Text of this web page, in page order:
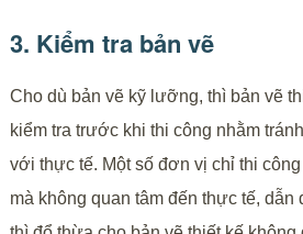
3. Kiểm tra bản vẽ
Cho dù bản vẽ kỹ lưỡng, thì bản vẽ
kiểm tra trước khi thi công nhằm
với thực tế. Một số đơn vị chỉ thi
mà không quan tâm đến thực tế, dẫn